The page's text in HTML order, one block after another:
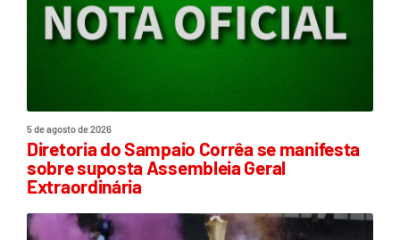
5 de agosto de 2026
Diretoria do Sampaio Corrêa se manifesta
sobre suposta Assembleia Geral
Extraordinária